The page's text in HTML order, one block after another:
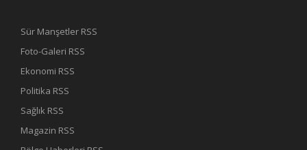
Sür Manşetler RSS
Foto-Galeri RSS
Ekonomi RSS
Politika RSS
Sağlık RSS
Magazin RSS